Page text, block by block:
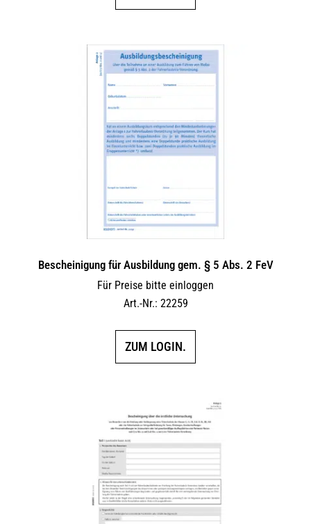
Bescheinigung für Ausbildung gem. § 5 Abs. 2 FeV
Für Preise bitte einloggen
Art.-Nr.: 22259
ZUM LOGIN.